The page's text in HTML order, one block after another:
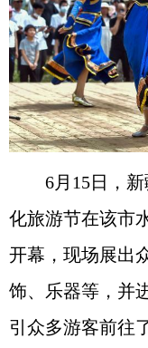
6月15日，
化旅游节在该市
开幕，现场展出
饰、乐器等，并
引众多游客前往